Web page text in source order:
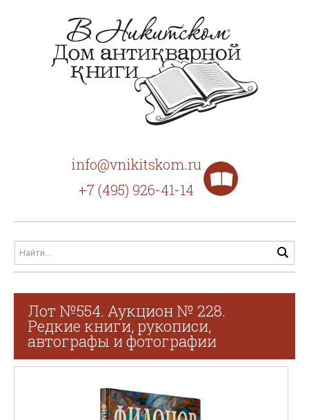
info@vnikitskom.ru
+7 (495) 926-41-14
Лот №554. Аукцион № 228.
Редкие книги, рукописи,
автографы и фотографии